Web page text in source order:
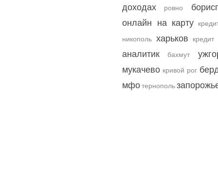
доходах ровно
онлайн на карту
никополь харьков
аналитик бахмут
мукачево кривой рог
мфотернополь